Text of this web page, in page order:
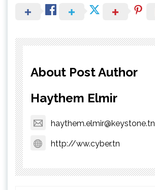
About Post Author
Haythem Elmir
haythem.elmir@keystone.tn
http://ww.cyber.tn